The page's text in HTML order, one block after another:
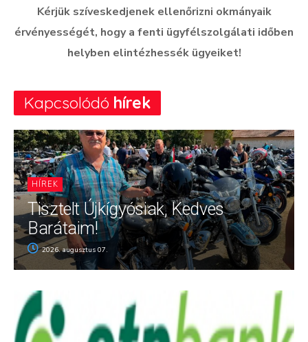
Kérjük szíveskedjenek ellenőrizni okmányaik
érvényességét, hogy a fenti ügyfélszolgálati időben
helyben elintézhessék ügyeiket!
Kapcsolódó hírek
HÍREK
Tisztelt Újkígyósiak, Kedves
Barátaim!
2026. augusztus 07.